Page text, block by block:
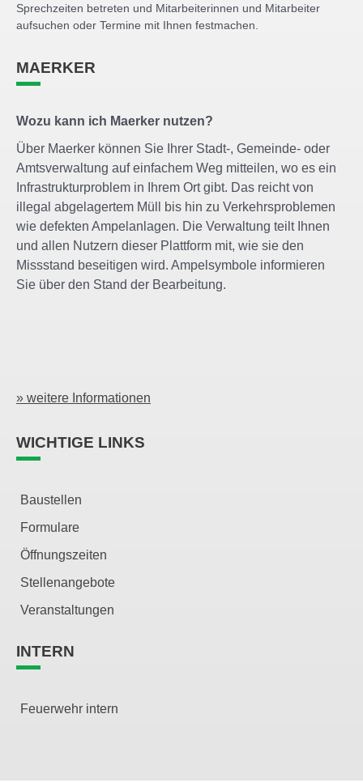
Sprechzeiten betreten und Mitarbeiterinnen und Mitarbeiter
aufsuchen oder Termine mit Ihnen festmachen.
MAERKER
Wozu kann ich Maerker nutzen?
Über Maerker können Sie Ihrer Stadt-, Gemeinde- oder
Amtsverwaltung auf einfachem Weg mitteilen, wo es ein
Infrastrukturproblem in Ihrem Ort gibt. Das reicht von
illegal abgelagertem Müll bis hin zu Verkehrsproblemen
wie defekten Ampelanlagen. Die Verwaltung teilt Ihnen
und allen Nutzern dieser Plattform mit, wie sie den
Missstand beseitigen wird. Ampelsymbole informieren
Sie über den Stand der Bearbeitung.
» weitere Informationen
WICHTIGE LINKS
Baustellen
Formulare
Öffnungszeiten
Stellenangebote
Veranstaltungen
INTERN
Feuerwehr intern